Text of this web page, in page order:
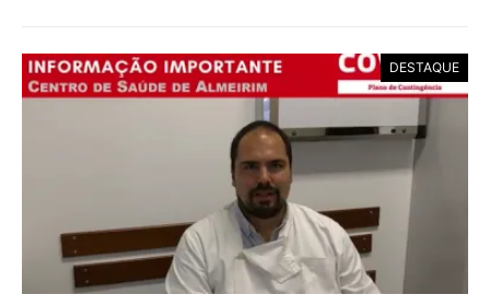
DESTAQUE